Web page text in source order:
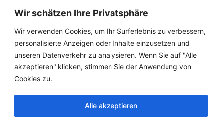
Wir schätzen Ihre Privatsphäre
Wir verwenden Cookies, um Ihr Surferlebnis zu verbessern,
personalisierte Anzeigen oder Inhalte einzusetzen und
unseren Datenverkehr zu analysieren. Wenn Sie auf "Alle
akzeptieren" klicken, stimmen Sie der Anwendung von
Cookies zu.
Alle akzeptieren
©
2026
Aqualogistik.
reserved.
AGB Impressum Datenschutz
Liefer-&
Versandbedingungen